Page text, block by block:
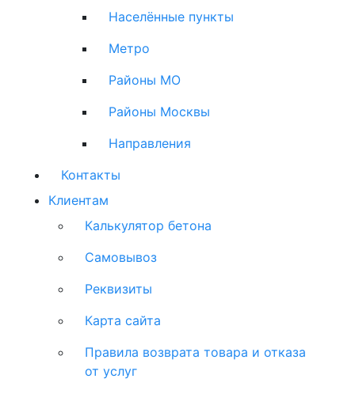
Населённые пункты
Метро
Районы МО
Районы Москвы
Направления
Контакты
Клиентам
Калькулятор бетона
Самовывоз
Реквизиты
Карта сайта
Правила возврата товара и отказа
от услуг